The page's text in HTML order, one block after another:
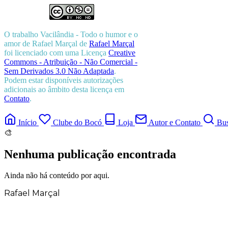
O trabalho Vacilândia - Todo o humor e o
amor de Rafael Marçal de Rafael Marçal
foi licenciado com uma Licença Creative
Commons - Atribuição - Não Comercial -
Sem Derivados 3.0 Não Adaptada.
Podem estar disponíveis autorizações
adicionais ao âmbito desta licença em
Contato.
Início Clube do Bocó Loja Autor e Contato
🎨
Nenhuma publicação encontrada
Ainda não há conteúdo por aqui.
Rafael Marçal